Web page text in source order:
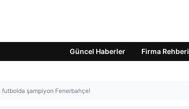
Güncel Haberler Firma Rehberi
futbolda şampiyon Fenerbahçe!